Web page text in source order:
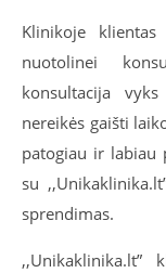
Klinikoje
nuotolinei
konsultacija
nereikės gaišti
patogiau ir labiau
su
sprendimas.
,,Unikaklinika.lt”